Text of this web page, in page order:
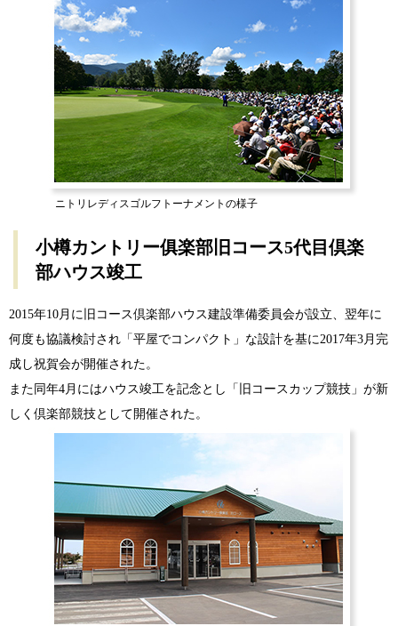
ニトリレディスゴルフトーナメントの様子
小樽カントリー俱楽部旧コース5代目倶楽
部ハウス竣工
2015年10月に旧コース倶楽部ハウス建設準備委員会が設立、翌年に
何度も協議検討され「平屋でコンパクト」な設計を基に2017年3月完
成し祝賀会が開催された。
また同年4月にはハウス竣工を記念とし「旧コースカップ競技」が新
しく倶楽部競技として開催された。